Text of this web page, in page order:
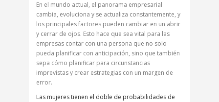
En el mundo actual, el panorama empresarial
cambia, evoluciona y se actualiza constantemente, y
los principales factores pueden cambiar en un abrir
y cerrar de ojos. Esto hace que sea vital para las
empresas contar con una persona que no solo
pueda planificar con anticipación, sino que también
sepa cómo planificar para circunstancias
imprevistas y crear estrategias con un margen de
error.
Las mujeres tienen el doble de probabilidades de